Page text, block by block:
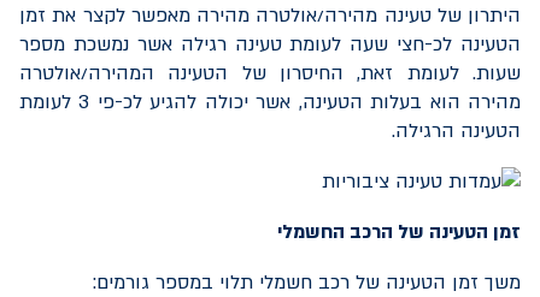
היתרון של טעינה מהירה/אולטרה מהירה מאפשר לקצר את זמן
הטעינה לכ-חצי שעה לעומת טעינה רגילה אשר נמשכת מספר
שעות. לעומת זאת, החיסרון של הטעינה המהירה/אולטרה
מהירה הוא בעלות הטעינה, אשר יכולה להגיע לכ-פי 3 לעומת
הטעינה הרגילה.
זמן הטעינה של הרכב החשמלי
משך זמן הטעינה של רכב חשמלי תלוי במספר גורמים: